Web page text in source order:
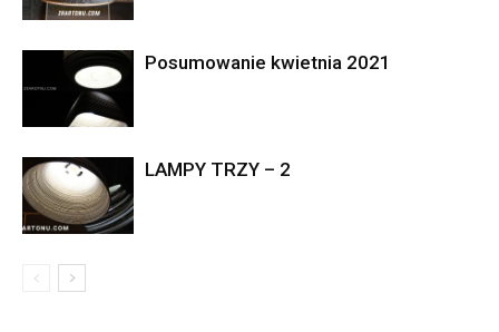
Posumowanie kwietnia 2021
LAMPY TRZY – 2